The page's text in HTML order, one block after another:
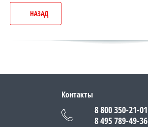
НАЗАД
Контакты
8 800 350-21-01
8 495 789-49-36